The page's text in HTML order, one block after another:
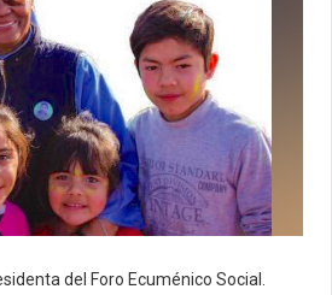
del Foro Ecuménico Social.